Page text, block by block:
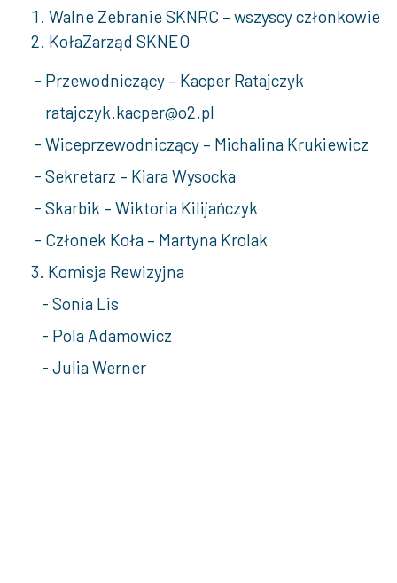
Walne Zebranie SKNRC – wszyscy członkowie
KołaZarząd SKNEO
- Przewodniczący – Kacper Ratajczyk
ratajczyk.kacper@o2.pl
- Wiceprzewodniczący – Michalina Krukiewicz
- Sekretarz – Kiara Wysocka
- Skarbik – Wiktoria Kilijańczyk
- Członek Koła – Martyna Krolak
3. Komisja Rewizyjna
- Sonia Lis
- Pola Adamowicz
- Julia Werner